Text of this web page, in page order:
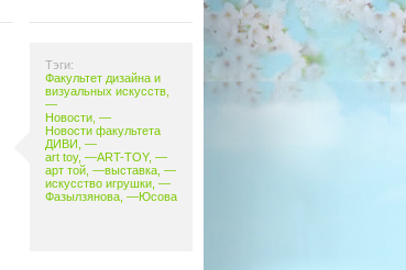
Тэги:
Факультет дизайна и
визуальных искусств,
—
Новости, —
Новости факультета
ДИВИ , —
art toy, —ART-TOY, —
арт той, —выставка, —
искусство игрушки, —
Фазылзянова, —Юсова